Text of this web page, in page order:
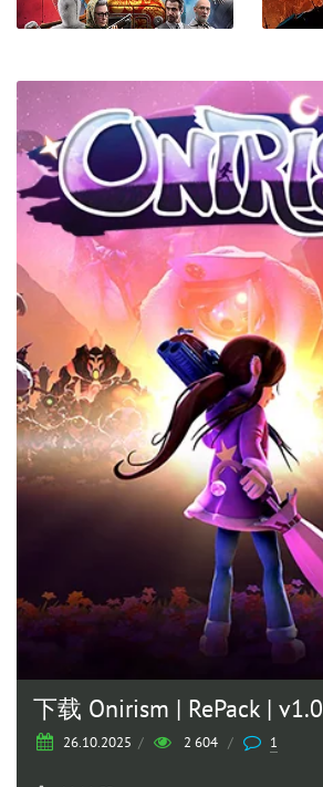
下载 Onirism | RePack | v1.0
26.10.2025 / 2 604 / 1